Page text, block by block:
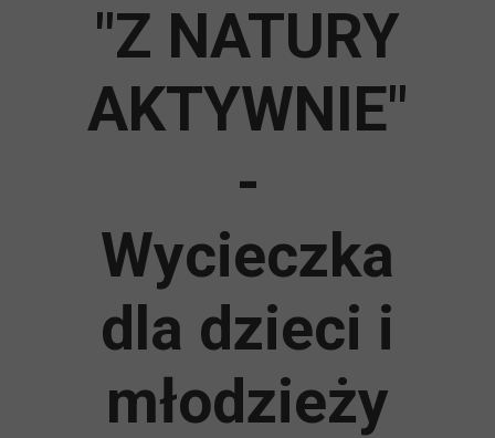
"Z NATURY
AKTYWNIE"
-
Wycieczka
dla dzieci i
młodzieży